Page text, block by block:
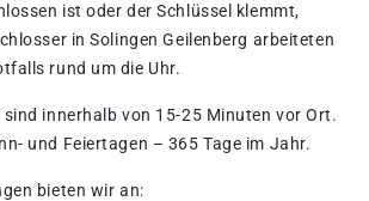
ist oder der Schlüssel klemmt,
in Solingen Geilenberg arbeiteten
rund um die Uhr.
innerhalb von 15-25 Minuten vor Ort.
und Feiertagen – 365 Tage im Jahr.
bieten wir an: